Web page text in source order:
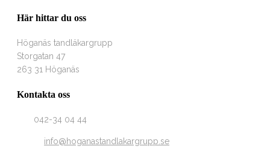
Här hittar du oss
Höganäs tandläkargrupp
Storgatan 47
263 31 Höganäs
Kontakta oss
042-34 04 44
info@hoganastandlakargrupp.se